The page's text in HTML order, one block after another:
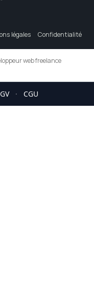
légales Confidentialité
web freelance
· CGU